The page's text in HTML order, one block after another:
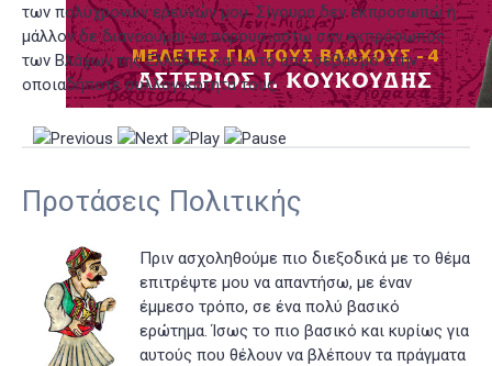
των πολύχρονων ερευνών μου. Σίγουρα δεν εκπροσωπώ ή
μάλλον δε διανοούμαι να παρουσιαστώ σαν εκπρόσωπος
των Βλάχων της Ελλάδας και αυτό από σεβασμό στην
οποιαδήποτε συλλογικότητά τους.
Προτάσεις Πολιτικής
Πριν ασχοληθούμε πιο διεξοδικά με το θέμα
επιτρέψτε μου να απαντήσω, με έναν
έμμεσο τρόπο, σε ένα πολύ βασικό
ερώτημα. Ίσως το πιο βασικό και κυρίως για
αυτούς που θέλουν να βλέπουν τα πράγματα